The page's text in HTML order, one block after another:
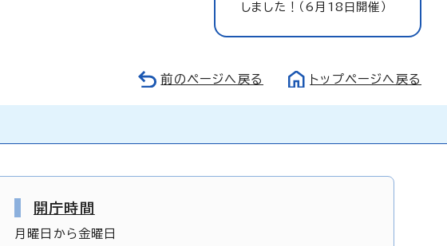
しました！（6月18日開催）
前のページへ戻る トップページへ戻る
開庁時間
月曜日から金曜日